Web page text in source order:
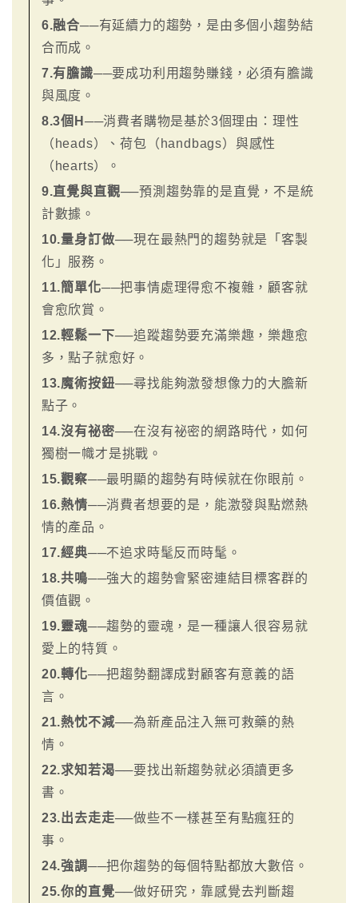
6.融合──有延續力的趨勢，是由多個小趨勢結
合而成。
7.有膽識──要成功利用趨勢賺錢，必須有膽識
與風度。
8.3個H ──消費者購物是基於3個理由：理性
（heads）、荷包（handbags）與感性
（hearts）。
9.直覺與直觀──預測趨勢靠的是直覺，不是統
計數據。
10.量身訂做──現在最熱門的趨勢就是「客製
化」服務。
11.簡單化──把事情處理得愈不複雜，顧客就
會愈欣賞。
12.輕鬆一下──追蹤趨勢要充滿樂趣，樂趣愈
多，點子就愈好。
13.魔術按鈕──尋找能夠激發想像力的大膽新
點子。
14.沒有祕密──在沒有祕密的網路時代，如何
獨樹一幟才是挑戰。
15.觀察──最明顯的趨勢有時候就在你眼前。
16.熱情──消費者想要的是，能激發與點燃熱
情的產品。
17.經典──不追求時髦反而時髦。
18.共鳴──強大的趨勢會緊密連結目標客群的
價值觀。
19.靈魂──趨勢的靈魂，是一種讓人很容易就
愛上的特質。
20.轉化──把趨勢翻譯成對顧客有意義的語
言。
21.熱忱不減──為新產品注入無可救藥的熱
情。
22.求知若渴──要找出新趨勢就必須讀更多
書。
23.出去走走──做些不一樣甚至有點瘋狂的
事。
24.強調──把你趨勢的每個特點都放大數倍。
25.你的直覺──做好研究，靠感覺去判斷趨